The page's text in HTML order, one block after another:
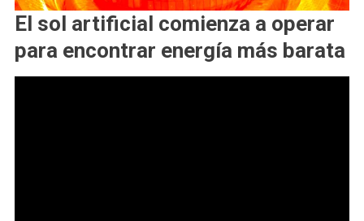
El sol artificial comienza a operar
para encontrar energía más barata